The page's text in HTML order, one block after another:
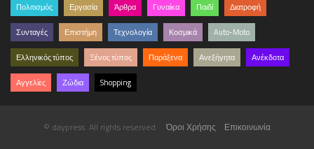
Πολιτισμός Εργασία Άρθρα Γυναίκα Παιδί Διατροφή
Συνταγές Επιστήμη Τεχνολογία Κοσμικά Auto-Moto
Ελληνικός τύπος Ξένος τύπος Παράξενα Ανεξήγητα Ανέκδοτα
Αγγελίες Ζώδια Shopping
© daypress. All rights reserved.Όροι Χρήσης Επικοινωνία